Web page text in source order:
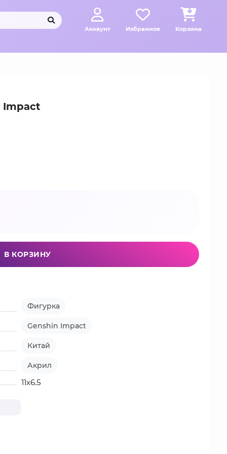
Аккаунт Избранное Корзина
Impact
В КОРЗИНУ
Фигурка
Genshin Impact
Китай
Акрил
11х6.5